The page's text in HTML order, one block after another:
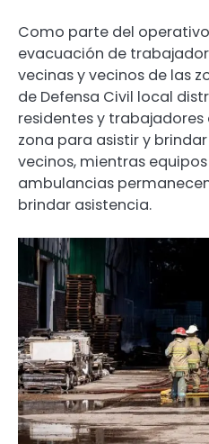
Como parte del
evacuación de
vecinas y vecinos de las
de Defensa Civil local
residentes y trabajadores
zona para asistir y
vecinos, mientras
ambulancias
brindar asistencia.